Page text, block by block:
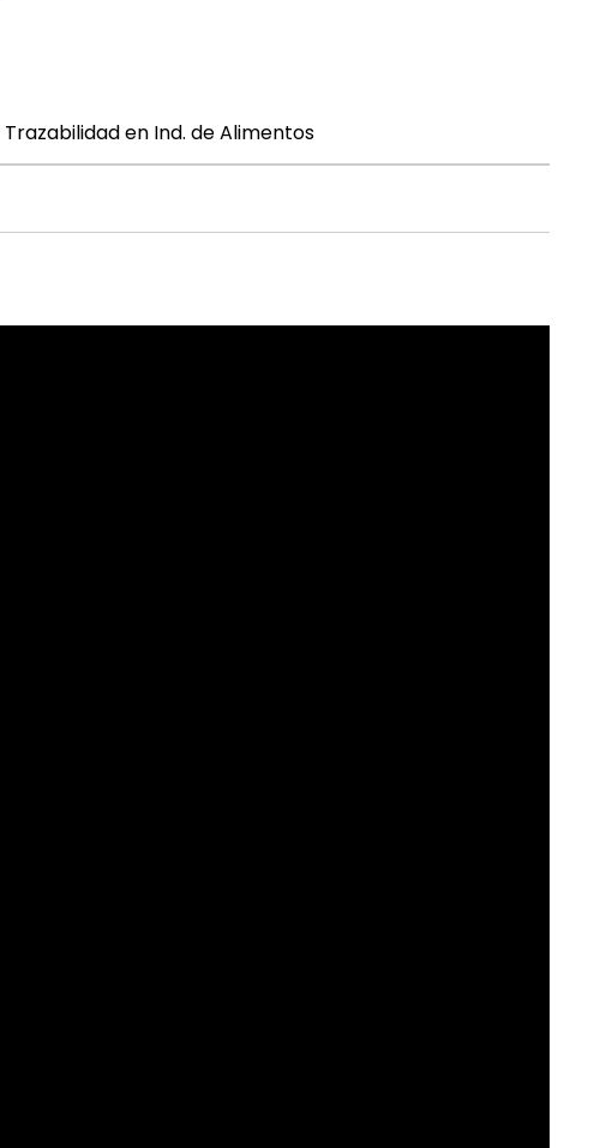
en Ind. de Alimentos